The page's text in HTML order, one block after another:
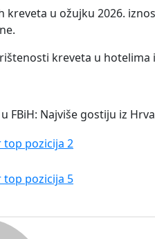
kreveta u ožujku 2026.
kreveta u hotelima